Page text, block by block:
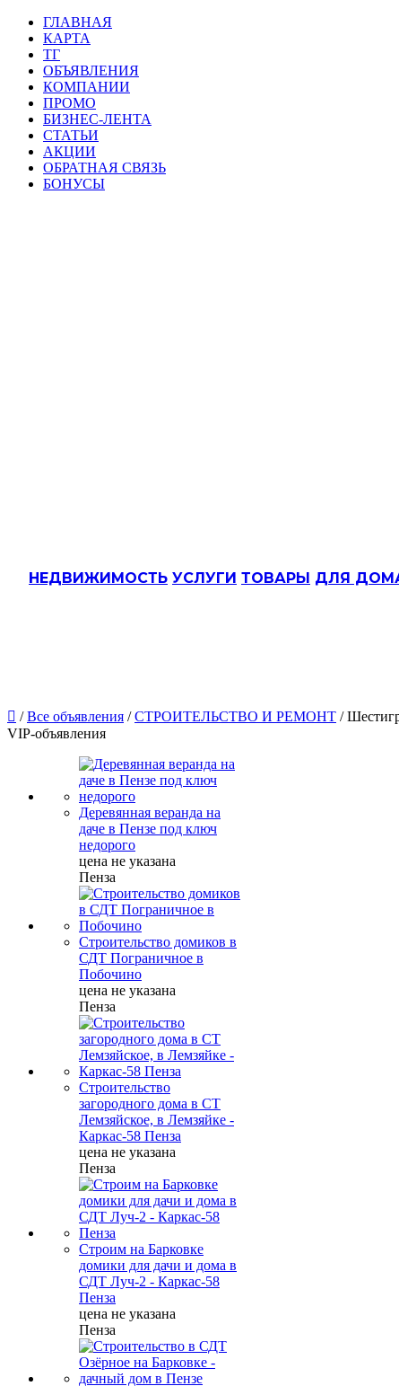
ГЛАВНАЯ
КАРТА
ТГ
ОБЪЯВЛЕНИЯ
КОМПАНИИ
ПРОМО
БИЗНЕС-ЛЕНТА
СТАТЬИ
АКЦИИ
ОБРАТНАЯ СВЯЗЬ
БОНУСЫ
НЕДВИЖИМОСТЬ УСЛУГИ ТОВАРЫ ДЛЯ
 /Все объявления /СТРОИТЕЛЬСТВО И РЕМОНТ /
VIP-объявления
Деревянная веранда на
даче в Пензе под ключ
недорого
цена не указана
Пенза
Строительство домиков в
СДТ Пограничное в
Побочино
цена не указана
Пенза
Строительство
загородного дома в СТ
Лемзяйское, в Лемзяйке -
Каркас-58 Пенза
цена не указана
Пенза
Строим на Барковке
домики для дачи и дома в
СДТ Луч-2 - Каркас-58
Пенза
цена не указана
Пенза